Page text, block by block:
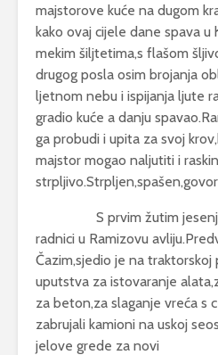
majstorove kuće na dugom
kako ovaj cijele dane spava u
mekim šiljtetima,s flašom
drugog posla osim brojanja
ljetnom nebu i ispijanja ljute
gradio kuće a danju
ga probudi i upita za svoj
majstor mogao naljutiti i
S prvim žutim jesenjim
radnici u Ramizovu
Čazim,sjedio je na traktorskoj
uputstva za istovaranje
za beton,za slaganje vreća s
zabrujali kamioni na uskoj
jelove grede za novi